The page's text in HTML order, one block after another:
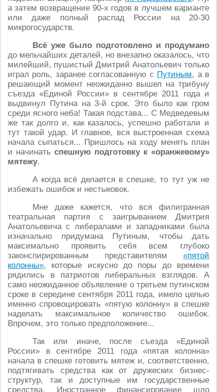
а затем возвращение 90-х годов в лучшем варианте
или даже полный распад России на 20-30
микрогосударств.
Всё уже было подготовлено и продумано
до мельчайших деталей, но внезапно оказалось, что
милейший, пушистый Дмитрий Анатольевич только
играл роль, заранее согласованную с Путиным, а в
решающий момент неожиданно вышел на трибуну
съезда «Единой России» в сентябре 2011 года и
выдвинул Путина на 3-й срок. Это было как гром
среди ясного неба! Такая подстава... С Медведевым
же так долго и, как казалось, успешно работали и
тут такой удар. И главное, вся выстроенная схема
начала сыпаться... Пришлось на ходу менять план
и начинать спешную подготовку к «оранжевому»
мятежу.
А когда всё делается в спешке, то тут уж не
избежать ошибок и нестыковок.
Мне даже кажется, что вся филигранная
театральная партия с заигрыванием Дмитрия
Анатольевича с либералами и западниками была
изначально придумана Путиным, чтобы дать
максимально проявить себя всем глубоко
законспирированным представителям «пятой
колонны», которые искусно до поры до времени
рядились в патриотов либеральных взглядов. А
само неожиданное объявление о третьем путинском
сроке в середине сентября 2011 года, имело целью
именно спровоцировать «пятую колонну» в спешке
наделать максимальное количество ошибок.
Впрочем, это только предположение...
Так или иначе, после съезда «Единой
России» в сентябре 2011 года «пятая колонна»
начала в спешке готовить мятеж и, соответственно,
подтягивать средства как от дружеских бизнес-
структур, так и доступные им государственные
средства. Иностранное финансирование шло